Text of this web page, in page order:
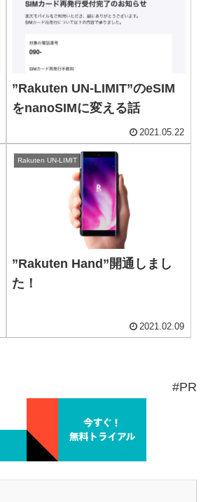
”Rakuten UN-LIMIT”のeSIM
をnanoSIMに変える話
2021.05.22
Rakuten UN-LIMIT
”Rakuten Hand”開通しまし
た！
2021.02.09
#PR